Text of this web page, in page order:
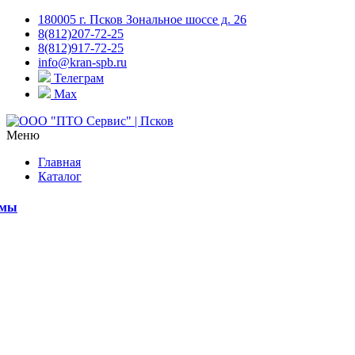
180005 г. Псков Зональное шоссе д. 26
8(812)207-72-25
8(812)917-72-25
info@kran-spb.ru
Телеграм
Max
Меню
Главная
Каталог